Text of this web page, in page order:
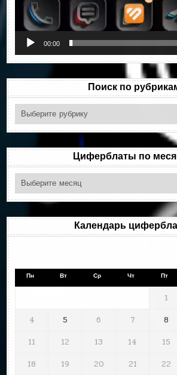
00:00
Поиск по
Поиск
рубрикам
Циферблаты по
Циферблаты
месяцам
Календарь
Пн Вт Ср Чт Пт
1
4
5 6 7 8
11
12 13 14 15
18
19 20 21 22